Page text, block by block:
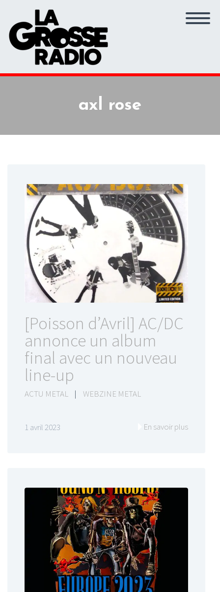
axl rose
[Poisson d’Avril] AC/DC
annonce un album
final avec un nouveau
line-up
ACTU METAL | WEBZINE METAL
1 avril 2023 En savoir plus